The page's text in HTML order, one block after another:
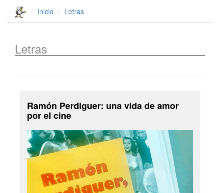
Inicio Letras
Letras
Ramón Perdiguer: una vida de amor
por el cine